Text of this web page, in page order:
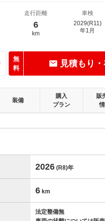
走行距離
6
km
車検
2029(R11)
年1月
無
料
見積もり
装備
購入
プラン
販
2026 (R8)年
6 km
法定整備無